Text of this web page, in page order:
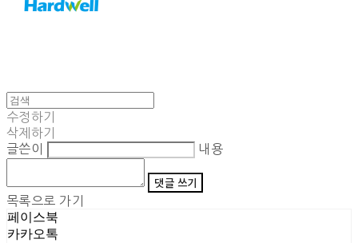
수정하기
삭제하기
글쓴이
내용
댓글 쓰기
목록으로 가기
페이스북
카카오톡